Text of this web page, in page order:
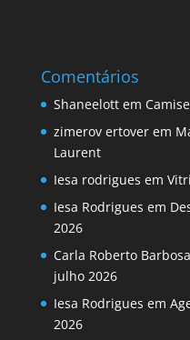
Comentários
Shaneelottem
zimerov ertoverem
Laurent
Iesa rodrigues em
Iesa Rodrigues em
2026
Carla Roberto Barbosa
julho 2026
Iesa Rodrigues em
2026